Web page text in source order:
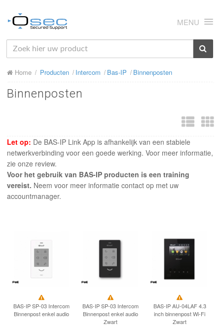
MENU
HOME
OVER ONS
NIEUWS
SUPPORT
RMA
MIJN OSEC
CONTACT
Home Producten Intercom Bas-IP Binnenposten
Binnenposten
Let op: De BAS-IP Link App is afhankelijk van een stabiele
netwerkverbinding voor een goede werking. Voor meer informatie,
zie onze review.
Voor het gebruik van BAS-IP producten is een training
vereist. Neem voor meer informatie contact op met uw
accountmanager.
BAS-IP SP-03 Intercom
Binnenpost enkel audio
BAS-IP SP-03 Intercom
Binnenpost enkel audio
Zwart
BAS-IP AU-04LAF 4.3
inch binnenpost Wi-Fi
Zwart